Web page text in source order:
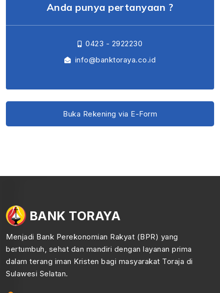
Anda punya pertanyaan ?
0423 - 2922230
info@banktoraya.co.id
Buka Rekening via E-Form
BANK TORAYA
Menjadi Bank Perekonomian Rakyat (BPR) yang
bertumbuh, sehat dan mandiri dengan layanan prima
dalam terang iman Kristen bagi masyarakat Toraja di
Sulawesi Selatan.